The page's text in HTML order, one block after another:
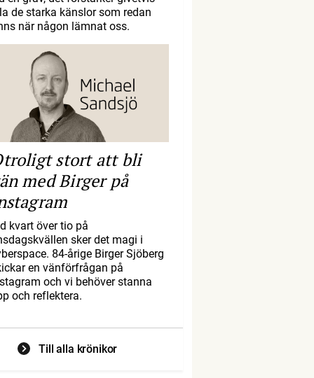
de starka känslor som redan
när någon lämnat oss.
stort att bli
med Birger på
kvart över tio på
sker det magi i
84-årige Birger Sjöberg
en vänförfrågan på
och vi behöver stanna
och reflektera.
Till alla krönikor